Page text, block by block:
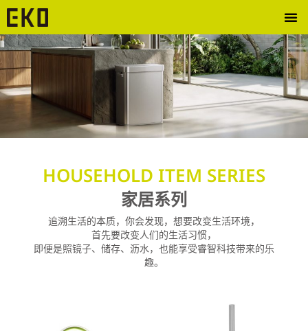
HOUSEHOLD ITEM SERIES
家居系列
追溯生活的本质，你会发现，想要改变生活环境，
首先要改变人们的生活习惯，
即便是照镜子、储存、沥水，也能享受睿智科技带来的乐
趣。